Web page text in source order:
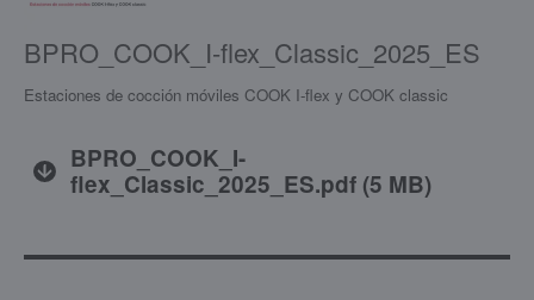
BPRO_COOK_I-flex_Classic_2025_ES
Estaciones de cocción móviles COOK I-flex y COOK classic
BPRO_COOK_I-
flex_Classic_2025_ES.pdf(5 MB)